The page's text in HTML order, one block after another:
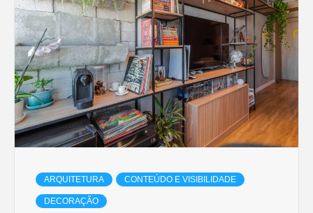
ARQUITETURA CONTEÚDO E VISIBILIDADE
DECORAÇÃO